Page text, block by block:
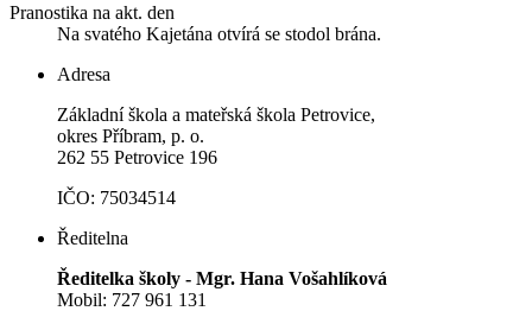
Pranostika na akt. den
Na svatého Kajetána otvírá se stodol brána.
Adresa
Základní škola a mateřská škola Petrovice,
okres Příbram, p. o.
262 55 Petrovice 196
IČO: 75034514
Ředitelna
Ředitelka školy - Mgr. Hana Vošahlíková
Mobil: 727 961 131